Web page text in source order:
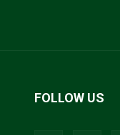
FOLLOW US